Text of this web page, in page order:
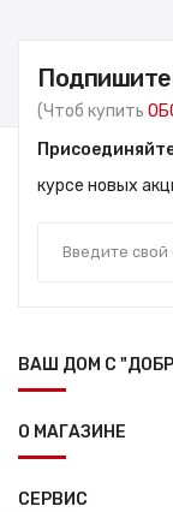
(Чтоб купить
курсе новых
ВАШ ДОМ С
О МАГАЗИНЕ
СЕРВИС